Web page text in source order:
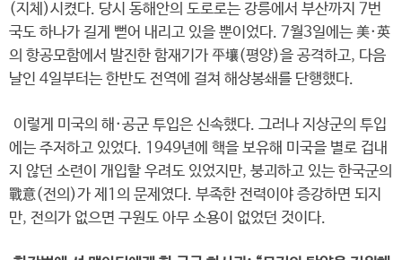
(지체)시켰다. 당시 동해안의 도로로는 강릉에서 부산까지 7번
국도 하나가 길게 뻗어 내리고 있을 뿐이었다. 7월3일에는 美·英
의 항공모함에서 발진한 함재기가 平壤(평양)을 공격하고, 다음
날인 4일부터는 한반도 전역에 걸쳐 해상봉쇄를 단행했다.
이렇게 미국의 해·공군 투입은 신속했다. 그러나 지상군의 투입
에는 주저하고 있었다. 1949년에 핵을 보유해 미국을 별로 겁내
지 않던 소련이 개입할 우려도 있었지만, 붕괴하고 있는 한국군의
戰意(전의)가 제1의 문제였다. 부족한 전력이야 증강하면 되지
만, 전의가 없으면 구원도 아무 소용이 없었던 것이다.